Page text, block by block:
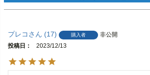
プレコ 17 購入者
非公開
投稿日
2023/12/13